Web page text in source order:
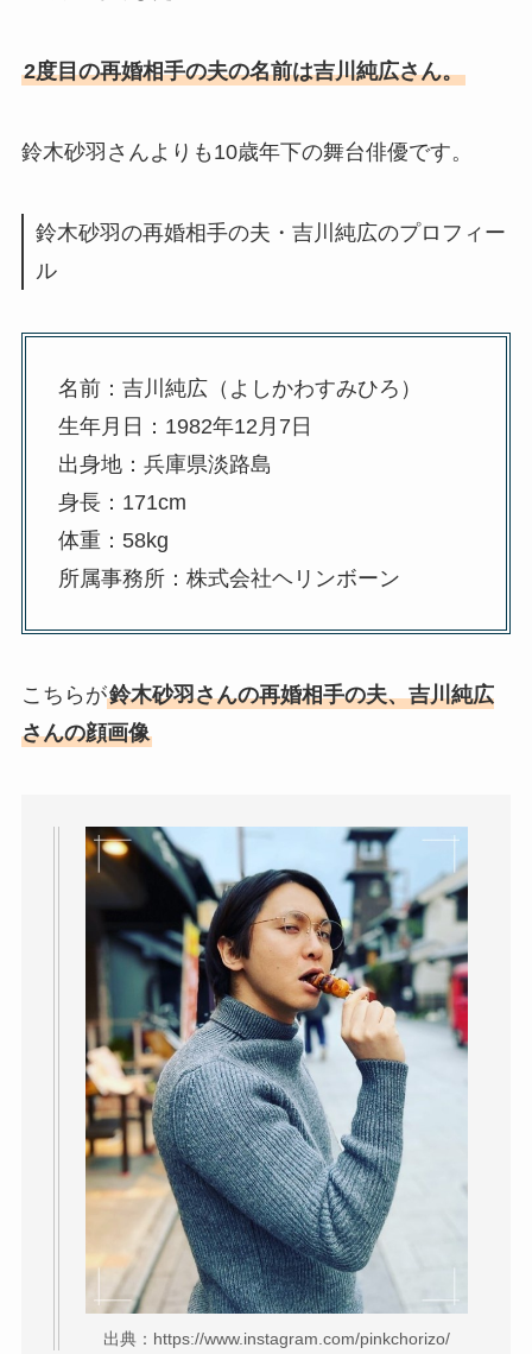
2度目の再婚相手の夫の名前は吉川純広さん。
鈴木砂羽さんよりも10歳年下の舞台俳優です。
鈴木砂羽の再婚相手の夫・吉川純広のプロフィー
ル
名前：吉川純広（よしかわすみひろ）
生年月日：1982年12月7日
出身地：兵庫県淡路島
身長：171cm
体重：58kg
所属事務所：株式会社ヘリンボーン
こちらが鈴木砂羽さんの再婚相手の夫、吉川純広
さんの顔画像
出典：https://www.instagram.com/pinkchorizo/